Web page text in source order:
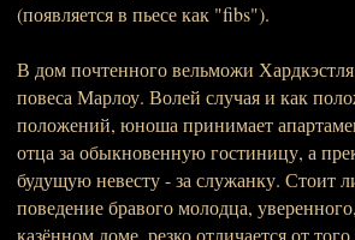
(появляется в пьесе как "fibs").
В дом почтенного вельможи
повеса Марлоу. Волей случая и как
положений, юноша принимает
отца за обыкновенную гостиницу, а
будущую невесту - за служанку. Стоит
поведение бравого молодца,
казённом доме, резко отличается от